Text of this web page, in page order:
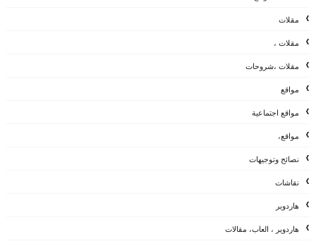
مقلات
مقلات ،
مقلات ،شروحات
مواقع
مواقع اجتماعية
مواقع،
نصائح وتوجيهات
نقاشات
هاردوير
هاردوير ، العاب، مقالات